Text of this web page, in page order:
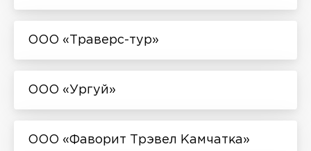
ООО «Траверс-тур»
ООО «Ургуй»
ООО «Фаворит Трэвел Камчатка»